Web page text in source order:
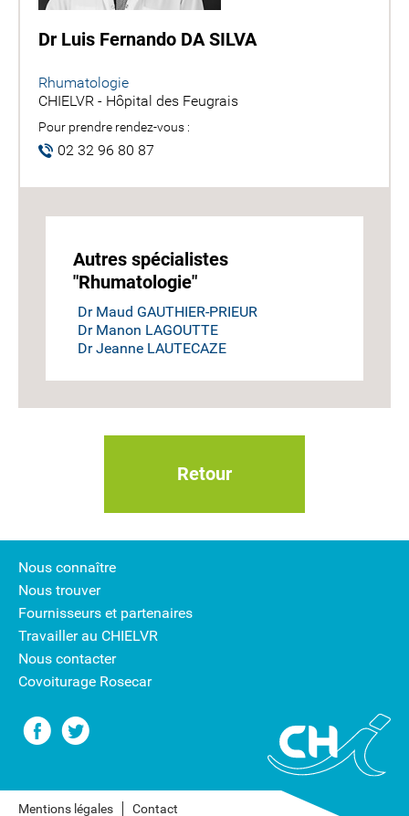
Dr Luis Fernando DA SILVA
Rhumatologie
CHIELVR - Hôpital des Feugrais
Pour prendre rendez-vous :
02 32 96 80 87
Autres spécialistes
"Rhumatologie"
Dr Maud GAUTHIER-PRIEUR
Dr Manon LAGOUTTE
Dr Jeanne LAUTECAZE
Retour
Nous connaître
Nous trouver
Fournisseurs et partenaires
Travailler au CHIELVR
Nous contacter
Covoiturage Rosecar
Mentions légales Contact